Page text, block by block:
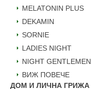
MELATONIN PLUS
DEKAMIN
SORNIE
LADIES NIGHT
NIGHT GENTLEMEN
ВИЖ ПОВЕЧЕ
ДОМ И ЛИЧНА ГРИЖА